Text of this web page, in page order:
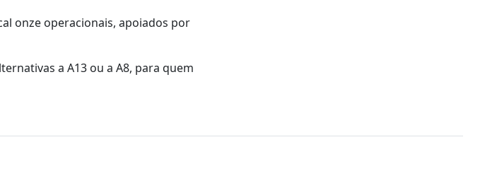
onze operacionais, apoiados por
a A13 ou a A8, para quem